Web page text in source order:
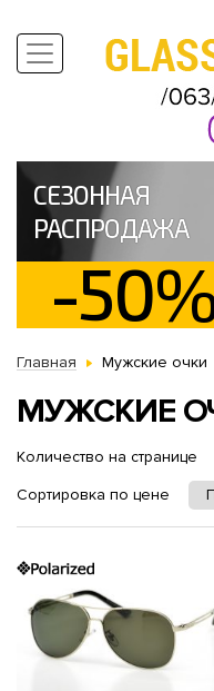
СЕЗОННАЯ
РАСПРОДАЖА
-
Главная Мужские очки
МУЖСКИЕ
Количество на странице
Сортировка по цене